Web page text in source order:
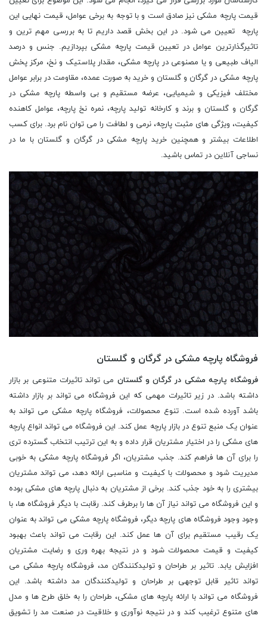
قیمت پارچه مشکی نیز صادق است و با توجه به برخی عوامل، قیمت نهایی این
پارچه تعیین می شود. در این بخش قصد داریم تا به بررسی مهم ترین و
تاثیرگذارترین عوامل در تعیین قیمت پارچه مشکی بپردازیم. جنس و درصد
الیاف طبیعی و یا مصنوعی در پارچه مشکی، مقدار پلاستیک و نخ، مرکز پخش
پارچه مشکی در گرگان و گلستان و خرید به صورت عمده، مقاومت در برابر عوامل
مختلف فیزیکی و شیمیایی، عرضه مستقیم و بی واسطه پارچه مشکی در
گرگان و گلستان و برند و کارخانه تولید پارچه، نمره نخ پارچه، عوامل کاهنده
کیفیت، ویژگی های مثبت پارچه، نرمی و لطافت را می توان نام برد. برای کسب
اطلاعات بیشتر و همچنین خرید پارچه مشکی در گرگان و گلستان با ما در
نساجی آنلاین در تماس باشید.
فروشگاه پارچه مشکی در گرگان و گلستان
فروشگاه پارچه مشکی در گرگان و گلستان می تواند تاثیرات متنوعی بر بازار
داشته باشد. در زیر تاثیرات مهمی که این فروشگاه می تواند بر بازار داشته
باشد آورده شده است. تنوع محصولات، فروشگاه پارچه مشکی می تواند به
عنوان یک منبع تنوع در بازار پارچه عمل کند. این فروشگاه می تواند انواع پارچه
های مشکی را در اختیار مشتریان قرار داده و به این ترتیب انتخاب گسترده تری
را برای آن ها فراهم کند. جذب مشتریان، اگر فروشگاه پارچه مشکی به خوبی
مدیریت شود و محصولات با کیفیت و مناسبی ارائه دهد، می تواند مشتریان
بیشتری را به خود جذب کند. برخی از مشتریان به دنبال پارچه های مشکی بوده
و این فروشگاه می تواند نیاز آن ها را برطرف کند. رقابت با دیگر فروشگاه ها، با
وجود وجود فروشگاه های پارچه دیگر، فروشگاه پارچه مشکی می تواند به عنوان
یک رقیب مستقیم برای آن ها عمل کند. این رقابت می تواند باعث بهبود
کیفیت و قیمت محصولات شود و در نتیجه بهره وری و رضایت مشتریان
افزایش یابد. تاثیر بر طراحان و تولیدکنندگان مد، فروشگاه پارچه مشکی می
تواند تاثیر قابل توجهی بر طراحان و تولیدکنندگان مد داشته باشد. این
فروشگاه می تواند با ارائه پارچه های مشکی، طراحان را به خلق طرح ها و مدل
های متنوع ترغیب کند و در نتیجه نوآوری و خلاقیت در صنعت مد را تشویق